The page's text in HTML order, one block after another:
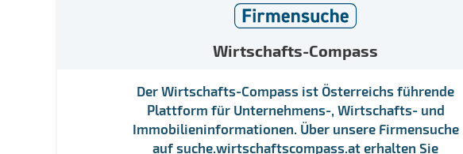
Wirtschafts-Compass
Der Wirtschafts-Compass ist Österreichs führende
Plattform für Unternehmens-, Wirtschafts- und
Immobilieninformationen. Über unsere Firmensuche
auf suche.wirtschaftscompass.at erhalten Sie